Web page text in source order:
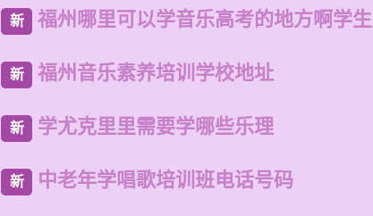
新 福州哪里可以学音乐高考的地方啊学生
新 福州音乐素养培训学校地址
新 学尤克里里需要学哪些乐理
新 中老年学唱歌培训班电话号码